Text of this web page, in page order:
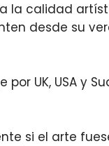
la calidad
desde su
UK, USA y
si el arte